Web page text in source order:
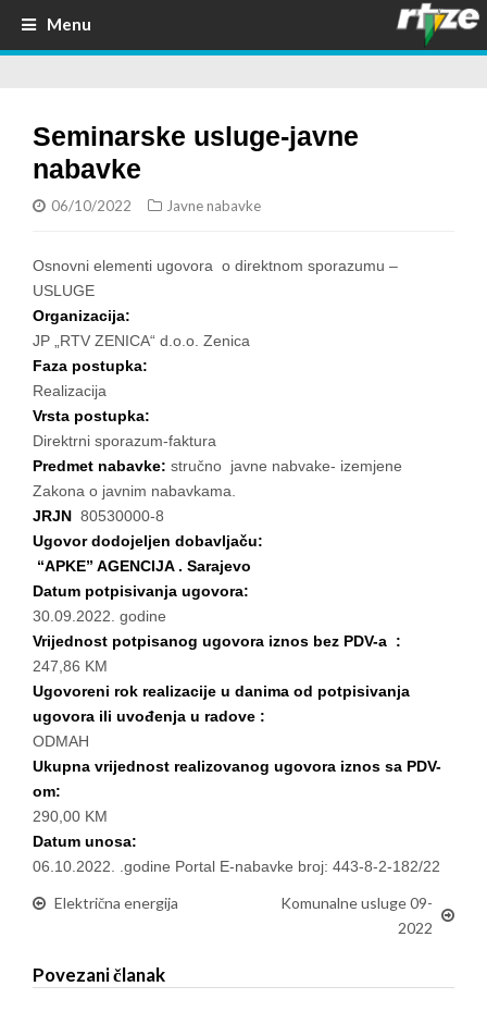
Menu
Seminarske usluge-javne
nabavke
06/10/2022 Javne nabavke
Osnovni elementi ugovora o direktnom sporazumu –
USLUGE
Organizacija:
JP „RTV ZENICA“ d.o.o. Zenica
Faza postupka:
Realizacija
Vrsta postupka:
Direktrni sporazum-faktura
Predmet nabavke: stručno javne nabvake- izemjene
Zakona o javnim nabavkama.
JRJN 80530000-8
Ugovor dodojeljen dobavljaču:
“APKE” AGENCIJA . Sarajevo
Datum potpisivanja ugovora:
30.09.2022. godine
Vrijednost potpisanog ugovora iznos bez PDV-a :
247,86 KM
Ugovoreni rok realizacije u danima od potpisivanja
ugovora ili uvođenja u radove :
ODMAH
Ukupna vrijednost realizovanog ugovora iznos sa PDV-
om:
290,00 KM
Datum unosa:
06.10.2022. .godine Portal E-nabavke broj: 443-8-2-182/22
Električna energija
Komunalne usluge 09-
2022
Povezani članak